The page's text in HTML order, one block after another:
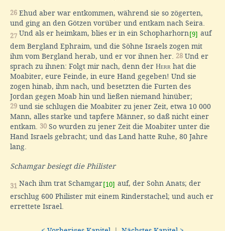
26 Ehud aber war entkommen, während sie so zögerten,
und ging an den Götzen vorüber und entkam nach Seira.
27 Und als er heimkam, blies er in ein Schopharhorn [9] auf
dem Bergland Ephraim, und die Söhne Israels zogen mit
ihm vom Bergland herab, und er vor ihnen her. 28 Und er
sprach zu ihnen: Folgt mir nach, denn der Herr hat die
Moabiter, eure Feinde, in eure Hand gegeben! Und sie
zogen hinab, ihm nach, und besetzten die Furten des
Jordan gegen Moab hin und ließen niemand hinüber;
29 und sie schlugen die Moabiter zu jener Zeit, etwa 10 000
Mann, alles starke und tapfere Männer, so daß nicht einer
entkam. 30 So wurden zu jener Zeit die Moabiter unter die
Hand Israels gebracht; und das Land hatte Ruhe, 80 Jahre
lang.
Schamgar besiegt die Philister
31 Nach ihm trat Schamgar[10] auf, der Sohn Anats; der
erschlug 600 Philister mit einem Rinderstachel; und auch er
errettete Israel.